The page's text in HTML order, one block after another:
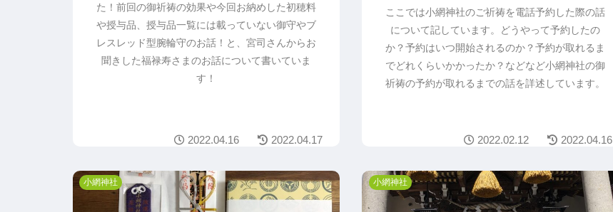
た！前回の御祈祷の効果や今回お納めした初穂料
や授与品、授与品一覧には載っていない御守やブ
レスレッド型腕輪守のお話！と、宮司さんからお
聞きした福禄寿さまのお話について書いていま
す！
2022.04.16 2022.04.17
ここでは小網神社のご祈祷を電話予約した際の話
について記しています。どうやって予約したの
か？予約はいつ開始されるのか？予約が取れるま
でどれくらいかかったか？などなど小網神社の御
祈祷の予約が取れるまでの話を詳述しています。
2022.02.12 2022.04.16
小網神社 小網神社